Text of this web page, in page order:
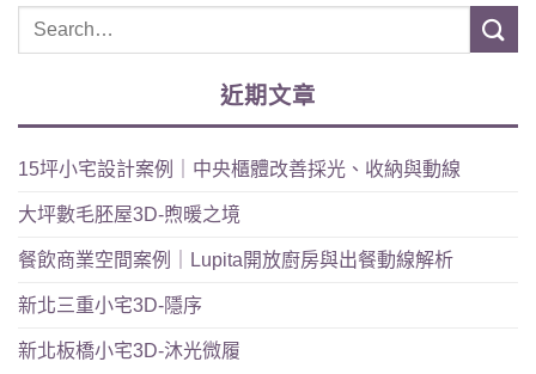
近期文章
15坪小宅設計案例｜中央櫃體改善採光、收納與動線
大坪數毛胚屋3D-煦暖之境
餐飲商業空間案例｜Lupita開放廚房與出餐動線解析
新北三重小宅3D-隱序
新北板橋小宅3D-沐光微履